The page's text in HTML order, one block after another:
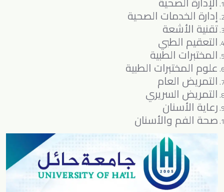
إدارة الخدمات الصحية
تقنية الأشعة
التعقيم الطبي
المختبرات الطبية
علوم المختبرات الطبية
التمريض العام
التمريض السريري
رعاية الأسنان
صحة الفم والأسنان